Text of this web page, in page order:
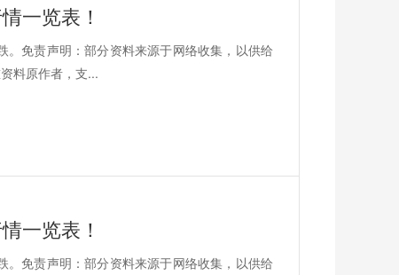
一览表！
免责声明：部分资料来源于网络收集，以供给
料原作者，支...
一览表！
免责声明：部分资料来源于网络收集，以供给